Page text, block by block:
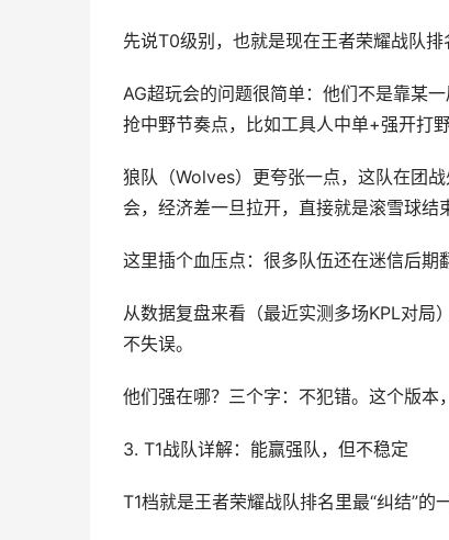
先说T0级别，也就是现在王者荣耀战队排
AG超玩会的问题很简单：他们不是靠某
抢中野节奏点，比如工具人中单+强开打
狼队（Wolves）更夸张一点，这队在团
会，经济差一旦拉开，直接就是滚雪球
这里插个血压点：很多队伍还在迷信后期
从数据复盘来看（最近实测多场KPL对
不失误。
他们强在哪？三个字：不犯错。这个版本
3. T1战队详解：能赢强队，但不稳定
T1档就是王者荣耀战队排名里最“纠结”的一